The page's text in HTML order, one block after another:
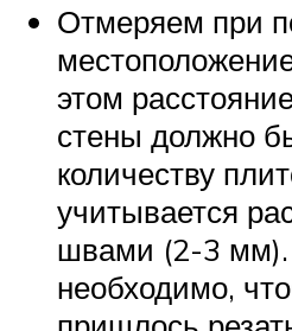
Отмеряем при
этом
стены должно
количеству
учитывается
швами (2-3
необходимо,